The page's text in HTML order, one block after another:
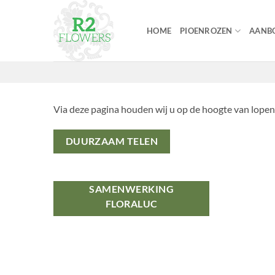
HOME PIOENROZEN
Via deze pagina houden wij u op de hoogte van
DUURZAAM TELEN
SAMENWERKING
FLORALUC